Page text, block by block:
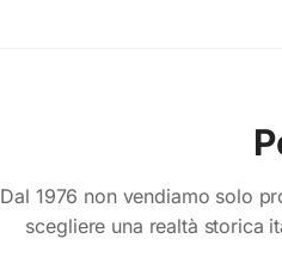
Dal 1976 non vendiamo solo
scegliere una realtà storica